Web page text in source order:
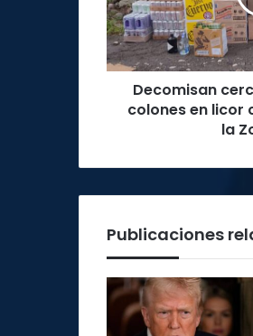
de
colones
en
licor
contrabandeado
Sur
Decomisan
colones en licor
la
Publicaciones